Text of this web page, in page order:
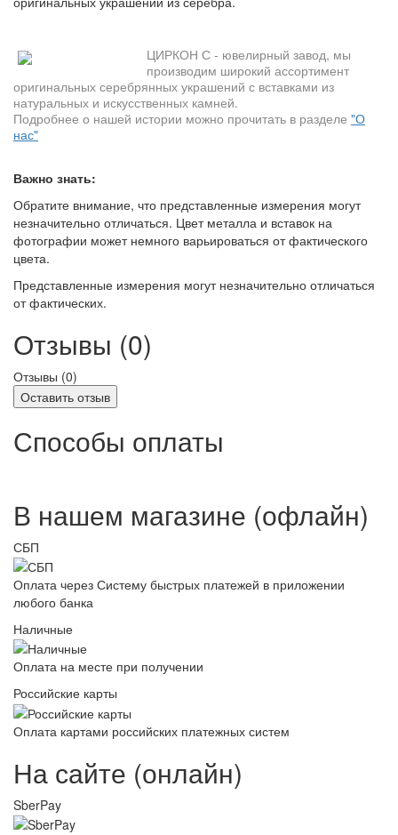
ЦИРКОН С - ювелирный завод, мы
производим широкий ассортимент
оригинальных серебрянных украшений с вставками из
натуральных и искусственных камней.
Подробнее о нашей истории можно прочитать в разделе "О
нас"
Важно знать:
Обратите внимание, что представленные измерения могут
незначительно отличаться. Цвет металла и вставок на
фотографии может немного варьироваться от фактического
цвета.
Представленные измерения могут незначительно отличаться
от фактических.
Отзывы (0)
Отзывы (0)
Оставить отзыв
Способы оплаты
В нашем магазине (офлайн)
СБП
Оплата через Систему быстрых платежей в приложении
любого банка
Наличные
Оплата на месте при получении
Российские карты
Оплата картами российских платежных систем
На сайте (онлайн)
SberPay